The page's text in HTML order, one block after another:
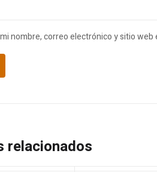
nombre, correo electrónico y sitio
relacionados